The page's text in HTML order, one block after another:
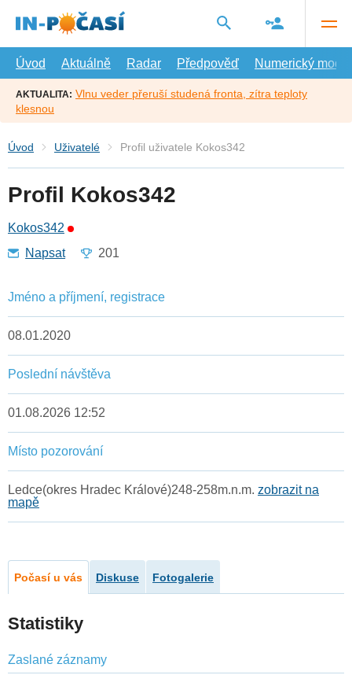
hlavní
Úvod
Aktuálně Radar Předpověď Numerický model
AKTUALITA: Vlnu veder přeruší studená fronta, zítra teploty
klesnou
Úvod Uživatelé Profil uživatele Kokos342
Profil Kokos342
Kokos342
Napsat
201
Jméno a příjmení, registrace
08.01.2020
Poslední návštěva
01.08.2026 12:52
Místo pozorování
Ledce(okres Hradec Králové)248-258m.n.m. zobrazit na
mapě
Počasí u vás Diskuse Fotogalerie
Statistiky
Zaslané záznamy